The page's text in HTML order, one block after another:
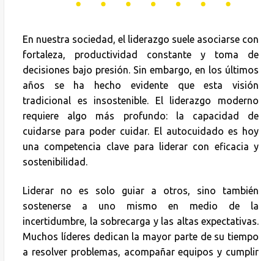
En nuestra sociedad, el liderazgo suele asociarse con
fortaleza, productividad constante y toma de
decisiones bajo presión. Sin embargo, en los últimos
años se ha hecho evidente que esta visión
tradicional es insostenible. El liderazgo moderno
requiere algo más profundo: la capacidad de
cuidarse para poder cuidar. El autocuidado es hoy
una competencia clave para liderar con eficacia y
sostenibilidad.
Liderar no es solo guiar a otros, sino también
sostenerse a uno mismo en medio de la
incertidumbre, la sobrecarga y las altas expectativas.
Muchos líderes dedican la mayor parte de su tiempo
a resolver problemas, acompañar equipos y cumplir